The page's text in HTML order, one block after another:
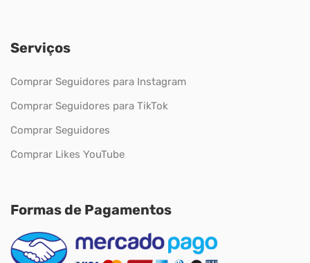
Serviços
Comprar Seguidores para Instagram
Comprar Seguidores para TikTok
Comprar Seguidores
Comprar Likes YouTube
Formas de Pagamentos